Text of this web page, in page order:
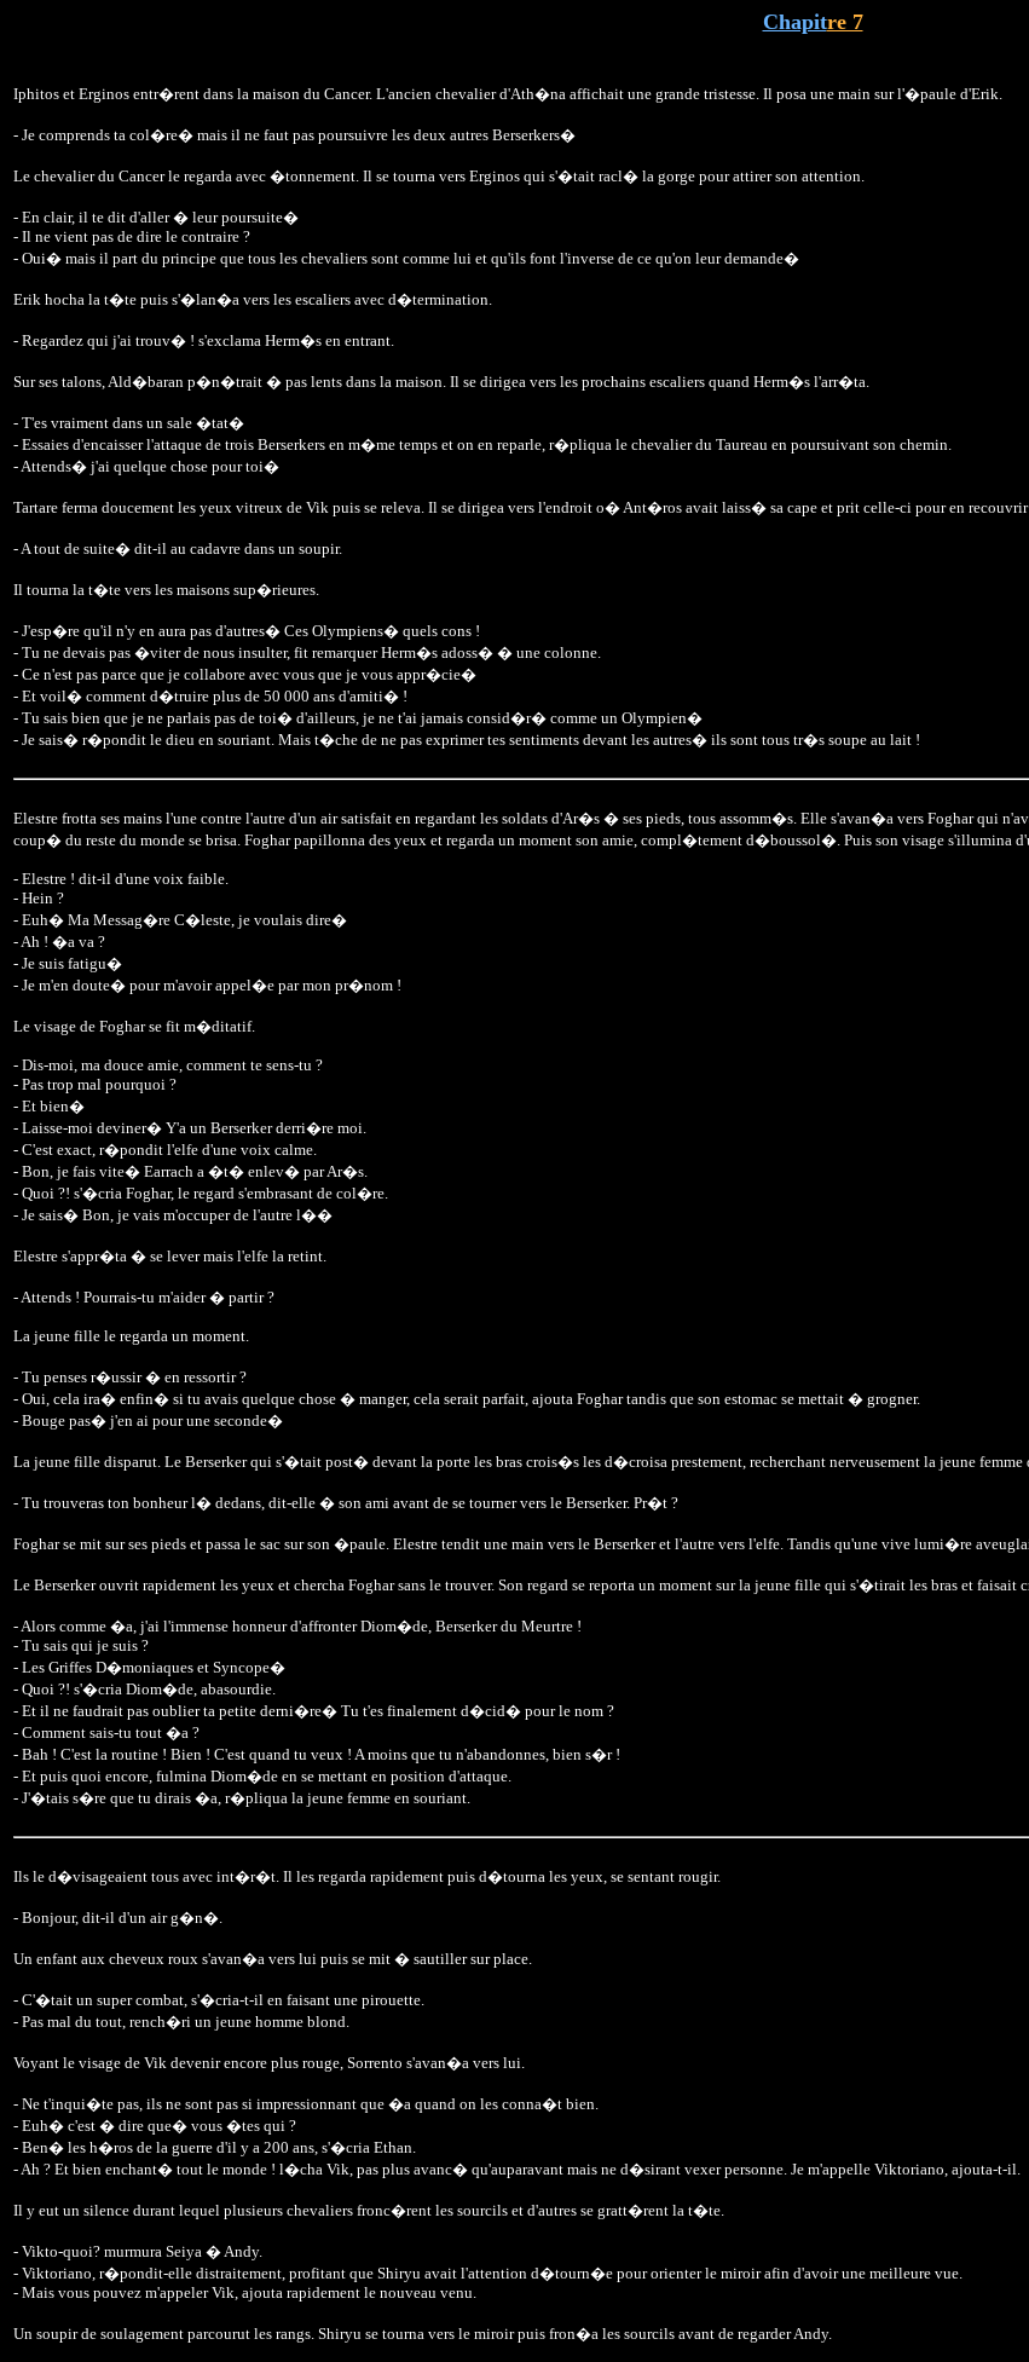
Chapitre 7
Iphitos et Erginos entr�rent dans la maison du Cancer. L'ancien chevalier d'Ath�na affichait une grande tristesse. Il posa une main sur l'�paule d'Erik.
- Je comprends ta col�re� mais il ne faut pas poursuivre les deux autres Berserkers�
Le chevalier du Cancer le regarda avec �tonnement. Il se tourna vers Erginos qui s'�tait racl� la gorge pour attirer son attention.
- En clair, il te dit d'aller � leur poursuite�
- Il ne vient pas de dire le contraire ?
- Oui� mais il part du principe que tous les chevaliers sont comme lui et qu'ils font l'inverse de ce qu'on leur demande�
Erik hocha la t�te puis s'�lan�a vers les escaliers avec d�termination.
- Regardez qui j'ai trouv� ! s'exclama Herm�s en entrant.
Sur ses talons, Ald�baran p�n�trait � pas lents dans la maison. Il se dirigea vers les prochains escaliers quand Herm�s l'arr�ta.
- T'es vraiment dans un sale �tat�
- Essaies d'encaisser l'attaque de trois Berserkers en m�me temps et on en reparle, r�pliqua le chevalier du Taureau en poursuivant son chemin.
- Attends� j'ai quelque chose pour toi�
Tartare ferma doucement les yeux vitreux de Vik puis se releva. Il se dirigea vers l'endroit o� Ant�ros avait laiss� sa cape et prit celle-ci pour en
- A tout de suite� dit-il au cadavre dans un soupir.
Il tourna la t�te vers les maisons sup�rieures.
- J'esp�re qu'il n'y en aura pas d'autres� Ces Olympiens� quels cons !
- Tu ne devais pas �viter de nous insulter, fit remarquer Herm�s adoss� � une colonne.
- Ce n'est pas parce que je collabore avec vous que je vous appr�cie�
- Et voil� comment d�truire plus de 50 000 ans d'amiti� !
- Tu sais bien que je ne parlais pas de toi� d'ailleurs, je ne t'ai jamais consid�r� comme un Olympien�
- Je sais� r�pondit le dieu en souriant. Mais t�che de ne pas exprimer tes sentiments devant les autres� ils sont tous tr�s soupe au lait !
Elestre frotta ses mains l'une contre l'autre d'un air satisfait en regardant les soldats d'Ar�s � ses pieds, tous assomm�s. Elle s'avan�a vers Foghar
coup� du reste du monde se brisa. Foghar papillonna des yeux et regarda un moment son amie, compl�tement d�boussol�. Puis son visage s'illumina
- Elestre ! dit-il d'une voix faible.
- Hein ?
- Euh� Ma Messag�re C�leste, je voulais dire�
- Ah ! �a va ?
- Je suis fatigu�
- Je m'en doute� pour m'avoir appel�e par mon pr�nom !
Le visage de Foghar se fit m�ditatif.
- Dis-moi, ma douce amie, comment te sens-tu ?
- Pas trop mal pourquoi ?
- Et bien�
- Laisse-moi deviner� Y'a un Berserker derri�re moi.
- C'est exact, r�pondit l'elfe d'une voix calme.
- Bon, je fais vite� Earrach a �t� enlev� par Ar�s.
- Quoi ?! s'�cria Foghar, le regard s'embrasant de col�re.
- Je sais� Bon, je vais m'occuper de l'autre l��
Elestre s'appr�ta � se lever mais l'elfe la retint.
- Attends ! Pourrais-tu m'aider � partir ?
La jeune fille le regarda un moment.
- Tu penses r�ussir � en ressortir ?
- Oui, cela ira� enfin� si tu avais quelque chose � manger, cela serait parfait, ajouta Foghar tandis que son estomac se mettait � grogner.
- Bouge pas� j'en ai pour une seconde�
La jeune fille disparut. Le Berserker qui s'�tait post� devant la porte les bras crois�s les d�croisa prestement, recherchant nerveusement la jeune
- Tu trouveras ton bonheur l� dedans, dit-elle � son ami avant de se tourner vers le Berserker. Pr�t ?
Foghar se mit sur ses pieds et passa le sac sur son �paule. Elestre tendit une main vers le Berserker et l'autre vers l'elfe. Tandis qu'une vive lumi�re
Le Berserker ouvrit rapidement les yeux et chercha Foghar sans le trouver. Son regard se reporta un moment sur la jeune fille qui s'�tirait les bras et faisait
- Alors comme �a, j'ai l'immense honneur d'affronter Diom�de, Berserker du Meurtre !
- Tu sais qui je suis ?
- Les Griffes D�moniaques et Syncope�
- Quoi ?! s'�cria Diom�de, abasourdie.
- Et il ne faudrait pas oublier ta petite derni�re� Tu t'es finalement d�cid� pour le nom ?
- Comment sais-tu tout �a ?
- Bah ! C'est la routine ! Bien ! C'est quand tu veux ! A moins que tu n'abandonnes, bien s�r !
- Et puis quoi encore, fulmina Diom�de en se mettant en position d'attaque.
- J'�tais s�re que tu dirais �a, r�pliqua la jeune femme en souriant.
Ils le d�visageaient tous avec int�r�t. Il les regarda rapidement puis d�tourna les yeux, se sentant rougir.
- Bonjour, dit-il d'un air g�n�.
Un enfant aux cheveux roux s'avan�a vers lui puis se mit � sautiller sur place.
- C'�tait un super combat, s'�cria-t-il en faisant une pirouette.
- Pas mal du tout, rench�ri un jeune homme blond.
Voyant le visage de Vik devenir encore plus rouge, Sorrento s'avan�a vers lui.
- Ne t'inqui�te pas, ils ne sont pas si impressionnant que �a quand on les conna�t bien.
- Euh� c'est � dire que� vous �tes qui ?
- Ben� les h�ros de la guerre d'il y a 200 ans, s'�cria Ethan.
- Ah ? Et bien enchant� tout le monde ! l�cha Vik, pas plus avanc� qu'auparavant mais ne d�sirant vexer personne. Je m'appelle Viktoriano, ajouta-t-il.
Il y eut un silence durant lequel plusieurs chevaliers fronc�rent les sourcils et d'autres se gratt�rent la t�te.
- Vikto-quoi? murmura Seiya � Andy.
- Viktoriano, r�pondit-elle distraitement, profitant que Shiryu avait l'attention d�tourn�e pour orienter le miroir afin d'avoir une meilleure vue.
- Mais vous pouvez m'appeler Vik, ajouta rapidement le nouveau venu.
Un soupir de soulagement parcourut les rangs. Shiryu se tourna vers le miroir puis fron�a les sourcils avant de regarder Andy.